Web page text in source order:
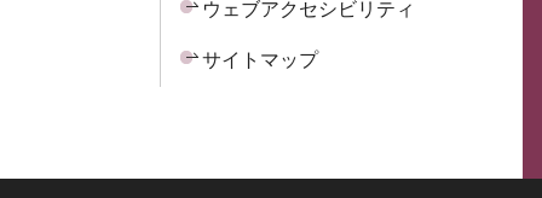
ウェブアクセシビリティ
サイトマップ